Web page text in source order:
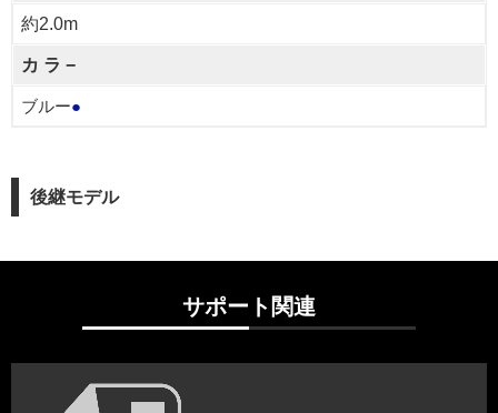
約2.0m
カ ラ −
ブルー●
後継モデル
サポート関連